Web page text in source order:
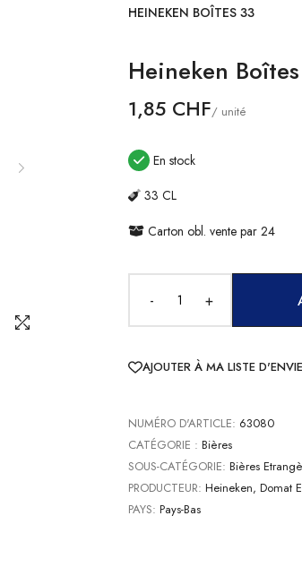
HEINEKEN BOÎTES 33
Heineken
1,85 CHF/ unité
En stock
33 CL
Carton obl. vente par 24
- +
AJOUTER À MA LISTE D'ENVIE
NUMÉRO D'ARTICLE: 63080
CATÉGORIE : Bières
SOUS-CATÉGORIE: Bières
PRODUCTEUR: Heineken, Domat
PAYS: Pays-Bas